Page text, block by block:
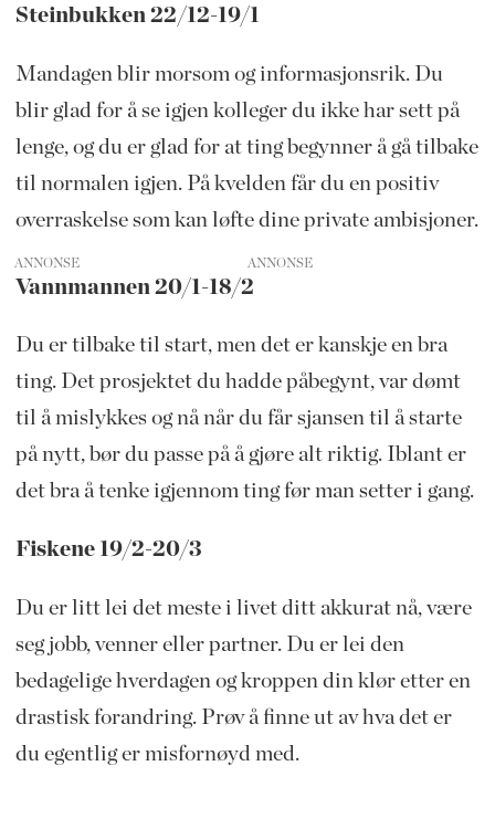
Steinbukken 22/12-19/1
Mandagen blir morsom og informasjonsrik. Du
blir glad for å se igjen kolleger du ikke har sett på
lenge, og du er glad for at ting begynner å gå tilbake
til normalen igjen. På kvelden får du en positiv
overraskelse som kan løfte dine private ambisjoner.
ANNONSE
Vannmannen 20/1-18/2
Du er tilbake til start, men det er kanskje en bra
ting. Det prosjektet du hadde påbegynt, var dømt
til å mislykkes og nå når du får sjansen til å starte
på nytt, bør du passe på å gjøre alt riktig. Iblant er
det bra å tenke igjennom ting før man setter i gang.
Fiskene 19/2-20/3
Du er litt lei det meste i livet ditt akkurat nå, være
seg jobb, venner eller partner. Du er lei den
bedagelige hverdagen og kroppen din klør etter en
drastisk forandring. Prøv å finne ut av hva det er
du egentlig er misfornøyd med.